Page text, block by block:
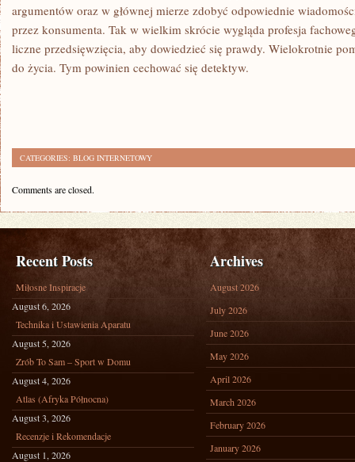
argumentów oraz w głównej mierze zdobyć odpowiednie
przez konsumenta. Tak w wielkim skrócie wygląda profesja
liczne przedsięwzięcia, aby dowiedzieć się prawdy. Wielokrotnie
do życia. Tym powinien cechować się detektyw.
CATEGORIES: BLOG INTERNETOWY
Comments are closed.
Recent Posts
Miłosne Inspiracje
August 6, 2026
Technika i Ustawienia Aparatu
August 5, 2026
Zrób To Sam – Sport w Domu
August 4, 2026
Atlas (Afryka Północna)
August 3, 2026
Recenzje i Rekomendacje
August 1, 2026
Archives
August 2026
July 2026
June 2026
May 2026
April 2026
March 2026
February 2026
January 2026